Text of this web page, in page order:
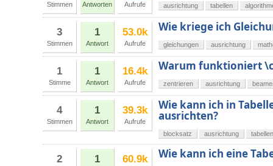
Stimmen Antworten Aufrufe ausrichtung tabellen
3
Stimmen
1
Antwort
53.0k
Aufrufe
Wie kriege ich
gleichungen ausrichtung
1
Stimme
1
Antwort
16.4k
Aufrufe
Warum funktioniert
zentrieren ausrichtung
4
Stimmen
1
Antwort
39.3k
Aufrufe
Wie kann ich in
ausrichten?
blocksatz ausrichtung tabellen
2 1 60.9k Wie kann ich eine